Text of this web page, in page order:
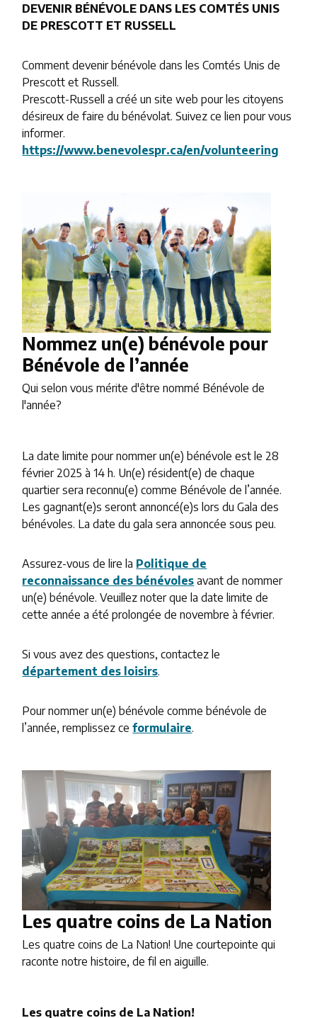
DEVENIR BÉNÉVOLE DANS LES COMTÉS UNIS
DE PRESCOTT ET RUSSELL
Comment devenir bénévole dans les Comtés Unis de
Prescott et Russell.
Prescott-Russell a créé un site web pour les citoyens
désireux de faire du bénévolat. Suivez ce lien pour vous
informer.
https://www.benevolespr.ca/en/volunteering
Nommez un(e) bénévole pour
Bénévole de l’année
Qui selon vous mérite d'être nommé Bénévole de
l'année?
La date limite pour nommer un(e) bénévole est le 28
février 2025 à 14 h. Un(e) résident(e) de chaque
quartier sera reconnu(e) comme Bénévole de l’année.
Les gagnant(e)s seront annoncé(e)s lors du Gala des
bénévoles. La date du gala sera annoncée sous peu.
Assurez-vous de lire la Politique de
reconnaissance des bénévoles avant de nommer
un(e) bénévole. Veuillez noter que la date limite de
cette année a été prolongée de novembre à février.
Si vous avez des questions, contactez le
département des loisirs.
Pour nommer un(e) bénévole comme bénévole de
l’année, remplissez ceformulaire.
Image
Les quatre coins de La Nation
Les quatre coins de La Nation! Une courtepointe qui
raconte notre histoire, de fil en aiguille.
Les quatre coins de La Nation!